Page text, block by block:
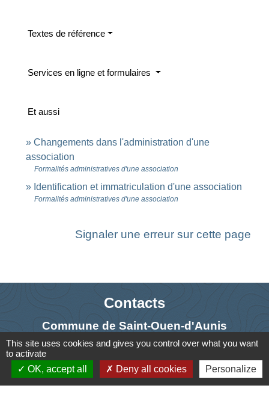
Textes de référence
Services en ligne et formulaires
Et aussi
Changements dans l'administration d'une
association
Formalités administratives d'une association
Identification et immatriculation d'une association
Formalités administratives d'une association
Signaler une erreur sur cette page
Contacts
Commune de Saint-Ouen-d'Aunis
61 rue Marie Louise Cardin
17230 Saint-Ouen-d'Aunis - FRANCE
+33 5 46 01 40 64
This site uses cookies and gives you control over what you want
to activate
OK, accept all
Deny all cookies Personalize